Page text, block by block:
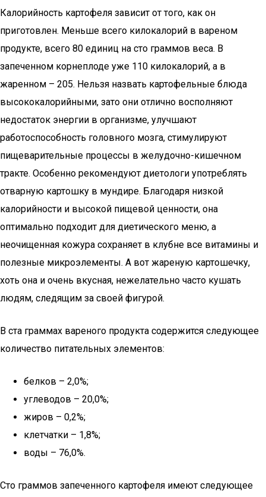
Калорийность картофеля зависит от того, как он
приготовлен. Меньше всего килокалорий в вареном
продукте, всего 80 единиц на сто граммов веса. В
запеченном корнеплоде уже 110 килокалорий, а в
жаренном – 205. Нельзя назвать картофельные блюда
высококалорийными, зато они отлично восполняют
недостаток энергии в организме, улучшают
работоспособность головного мозга, стимулируют
пищеварительные процессы в желудочно-кишечном
тракте. Особенно рекомендуют диетологи употреблять
отварную картошку в мундире. Благодаря низкой
калорийности и высокой пищевой ценности, она
оптимально подходит для диетического меню, а
неочищенная кожура сохраняет в клубне все витамины и
полезные микроэлементы. А вот жареную картошечку,
хоть она и очень вкусная, нежелательно часто кушать
людям, следящим за своей фигурой.
В ста граммах вареного продукта содержится следующее
количество питательных элементов:
белков – 2,0%;
углеводов – 20,0%;
жиров – 0,2%;
клетчатки – 1,8%;
воды – 76,0%.
Сто граммов запеченного картофеля имеют следующее